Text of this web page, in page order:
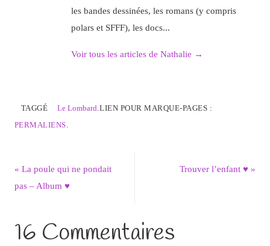
les bandes dessinées, les romans (y compris
polars et SFFF), les docs...
Voir tous les articles de Nathalie →
TAGGÉ Le Lombard.LIEN POUR MARQUE-PAGES :
PERMALIENS.
« La poule qui ne pondait
pas – Album ♥
Trouver l’enfant ♥»
16 Commentaires